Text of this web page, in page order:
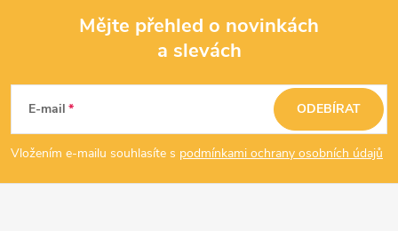
p
a
Mějte přehled o novinkách
a slevách
E-mail
Vložením e-mailu souhlasíte s podmínkami ochrany osobních údajů
ODEBÍRAT